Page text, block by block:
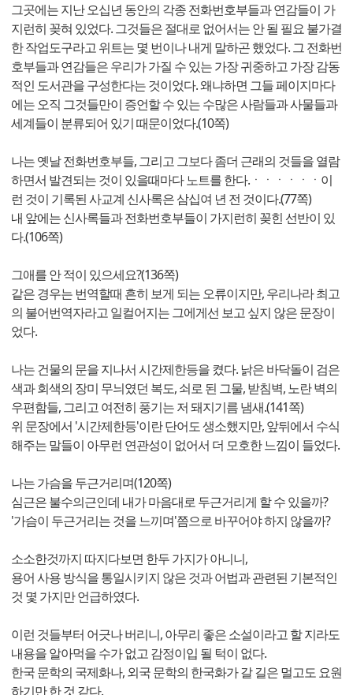
그곳에는 지난 오십년 동안의 각종 전화번호부들과 연감들이 가
지런히 꽂혀 있었다. 그것들은 절대로 없어서는 안 될 필요 불가결
한 작업도구라고 위트는 몇 번이나 내게 말하곤 했었다. 그 전화번
호부들과 연감들은 우리가 가질 수 있는 가장 귀중하고 가장 감동
적인 도서관을 구성한다는 것이었다. 왜냐하면 그들 페이지마다
에는 오직 그것들만이 증언할 수 있는 수많은 사람들과 사물들과
세계들이 분류되어 있기 때문이었다.(10쪽)
나는 옛날 전화번호부들, 그리고 그보다 좀더 근래의 것들을 열람
하면서 발견되는 것이 있을때마다 노트를 한다.ㆍㆍㆍㆍㆍㆍ이
런 것이 기록된 사교계 신사록은 삼십여 년 전 것이다.(77쪽)
내 앞에는 신사록들과 전화번호부들이 가지런히 꽂힌 선반이 있
다.(106쪽)
그애를 안 적이 있으세요?(136쪽)
같은 경우는 번역할때 흔히 보게 되는 오류이지만, 우리나라 최고
의 불어번역자라고 일컬어지는 그에게선 보고 싶지 않은 문장이
었다.
나는 건물의 문을 지나서 시간제한등을 켰다. 낡은 바닥돌이 검은
색과 회색의 장미 무늬였던 복도, 쇠로 된 그물, 받침벽, 노란 벽의
우편함들, 그리고 여전히 풍기는 저 돼지기름 냄새.(141쪽)
위 문장에서 '시간제한등'이란 단어도 생소했지만, 앞뒤에서 수식
해주는 말들이 아무런 연관성이 없어서 더 모호한 느낌이 들었다.
나는 가슴을 두근거리며(120쪽)
심근은 불수의근인데 내가 마음대로 두근거리게 할 수 있을까?
'가슴이 두근거리는 것을 느끼며'쯤으로 바꾸어야 하지 않을까?
소소한것까지 따지다보면 한두 가지가 아니니,
용어 사용 방식을 통일시키지 않은 것과 어법과 관련된 기본적인
것 몇 가지만 언급하였다.
이런 것들부터 어긋나 버리니, 아무리 좋은 소설이라고 할 지라도
내용을 알아먹을 수가 없고 감정이입 될 턱이 없다.
한국 문학의 국제화나, 외국 문학의 한국화가 갈 길은 멀고도 요원
하기만 한 것 같다.